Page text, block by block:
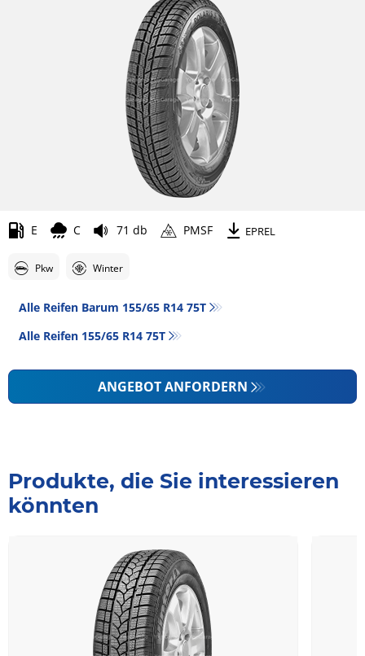
E C 71 db PMSF EPREL
Pkw Winter
Alle Reifen Barum 155/65 R14 75T
Alle Reifen‎ 155/65 R14 75T
ANGEBOT ANFORDERN
Produkte, die Sie interessieren
könnten